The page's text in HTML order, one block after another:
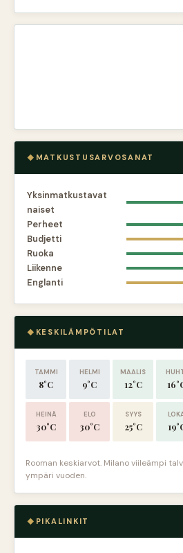
MATKUSTUSARVOSANAT
Yksinmatkustavat
naiset
Perheet
Budjetti
Ruoka
Liikenne
Englanti
KESKILÄMPÖTILAT
TAMMI
8°C
HELMI
9°C
MAALIS
12°C
HEINÄ
30°C
ELO
30°C
SYYS
25°C
Rooman keskiarvot. Milano viileämpi
ympäri vuoden.
PIKALINKIT